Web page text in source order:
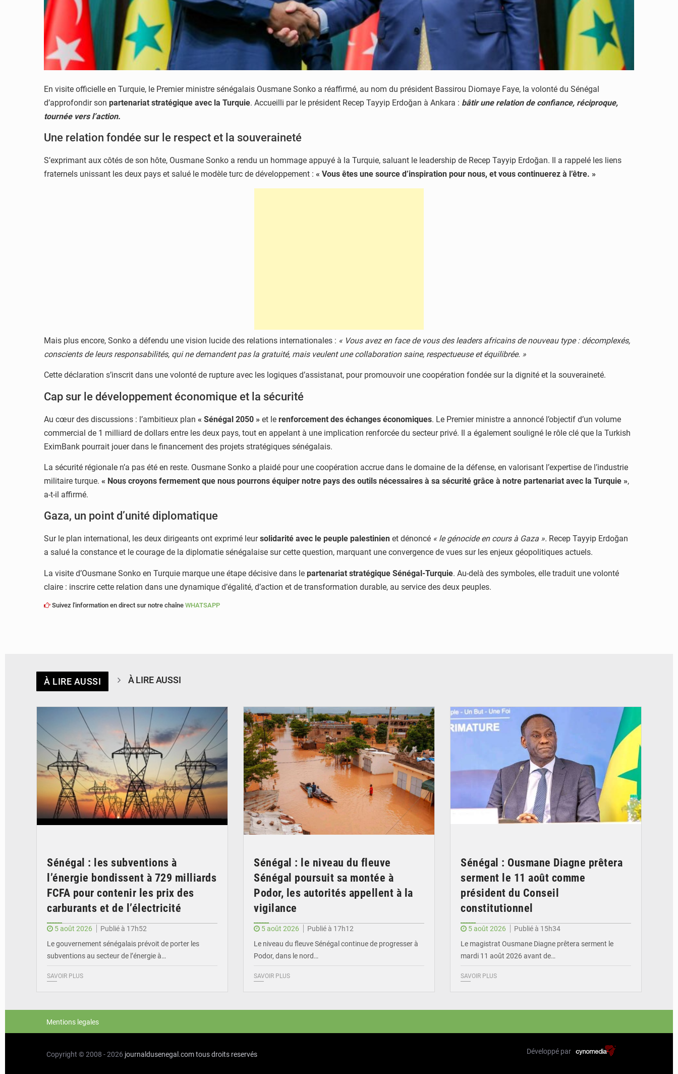
En visite officielle en Turquie, le Premier ministre sénégalais Ousmane Sonko a réaffirmé, au nom du président Bassirou Diomaye Faye, la volonté du Sénégal
d’approfondir son partenariat stratégique avec la Turquie. Accueilli par le président Recep Tayyip Erdoğan à Ankara : bâtir une relation de confiance, réciproque,
tournée vers l’action.
Une relation fondée sur le respect et la souveraineté
S’exprimant aux côtés de son hôte, Ousmane Sonko a rendu un hommage appuyé à la Turquie, saluant le leadership de Recep Tayyip Erdoğan. Il a rappelé les liens
fraternels unissant les deux pays et salué le modèle turc de développement : « Vous êtes une source d’inspiration pour nous, et vous continuerez à l’être. »
Mais plus encore, Sonko a défendu une vision lucide des relations internationales : « Vous avez en face de vous des leaders africains de nouveau type : décomplexés,
conscients de leurs responsabilités, qui ne demandent pas la gratuité, mais veulent une collaboration saine, respectueuse et équilibrée. »
Cette déclaration s’inscrit dans une volonté de rupture avec les logiques d’assistanat, pour promouvoir une coopération fondée sur la dignité et la souveraineté.
Cap sur le développement économique et la sécurité
Au cœur des discussions : l’ambitieux plan « Sénégal 2050 » et le renforcement des échanges économiques. Le Premier ministre a annoncé l’objectif d’un volume
commercial de 1 milliard de dollars entre les deux pays, tout en appelant à une implication renforcée du secteur privé. Il a également souligné le rôle clé que la Turkish
EximBank pourrait jouer dans le financement des projets stratégiques sénégalais.
La sécurité régionale n’a pas été en reste. Ousmane Sonko a plaidé pour une coopération accrue dans le domaine de la défense, en valorisant l’expertise de l’industrie
militaire turque. « Nous croyons fermement que nous pourrons équiper notre pays des outils nécessaires à sa sécurité grâce à notre partenariat avec la Turquie »,
a-t-il affirmé.
Gaza, un point d’unité diplomatique
Sur le plan international, les deux dirigeants ont exprimé leursolidarité avec le peuple palestinien et dénoncé « le génocide en cours à Gaza ». Recep Tayyip Erdoğan
a salué la constance et le courage de la diplomatie sénégalaise sur cette question, marquant une convergence de vues sur les enjeux géopolitiques actuels.
La visite d’Ousmane Sonko en Turquie marque une étape décisive dans le partenariat stratégique Sénégal-Turquie. Au-delà des symboles, elle traduit une volonté
claire : inscrire cette relation dans une dynamique d’égalité, d’action et de transformation durable, au service des deux peuples.
Suivez l'information en direct sur notre chaîne WHATSAPP
À LIRE AUSSI À LIRE AUSSI
Sénégal : les subventions à
l’énergie bondissent à 729 milliards
FCFA pour contenir les prix des
carburants et de l’électricité
5 août 2026
Publié à 17h52
Le gouvernement sénégalais prévoit de porter les
subventions au secteur de l’énergie à…
SAVOIR PLUS
Sénégal : le niveau du fleuve
Sénégal poursuit sa montée à
Podor, les autorités appellent à la
vigilance
5 août 2026
Publié à 17h12
Le niveau du fleuve Sénégal continue de progresser à
Podor, dans le nord…
SAVOIR PLUS
Sénégal : Ousmane Diagne prêtera
serment le 11 août comme
président du Conseil
constitutionnel
5 août 2026
Publié à 15h34
Le magistrat Ousmane Diagne prêtera serment le
mardi 11 août 2026 avant de…
SAVOIR PLUS
Mentions legales
Copyright © 2008 - 2026 journaldusenegal.comtous droits reservés Développé par